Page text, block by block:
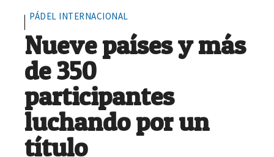
PÁDEL INTERNACIONAL
Nueve países y más
de 350
participantes
luchando por un
título